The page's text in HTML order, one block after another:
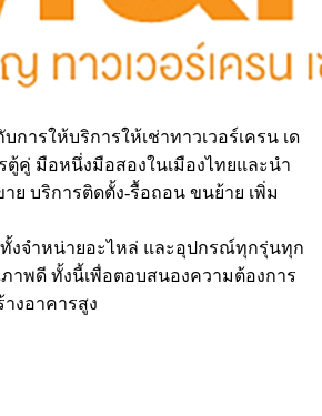
การให้บริการให้เช่าทาวเวอร์เครน เด
ตู้คู่ มือหนึ่งมือสองในเมืองไทยและนำ
ย บริการติดตั้ง-รื้อถอน ขนย้าย เพิ่ม
งจำหน่ายอะไหล่ และอุปกรณ์ทุกรุ่นทุก
าพดี ทั้งนี้เพื่อตอบสนองความต้องการ
งอาคารสูง